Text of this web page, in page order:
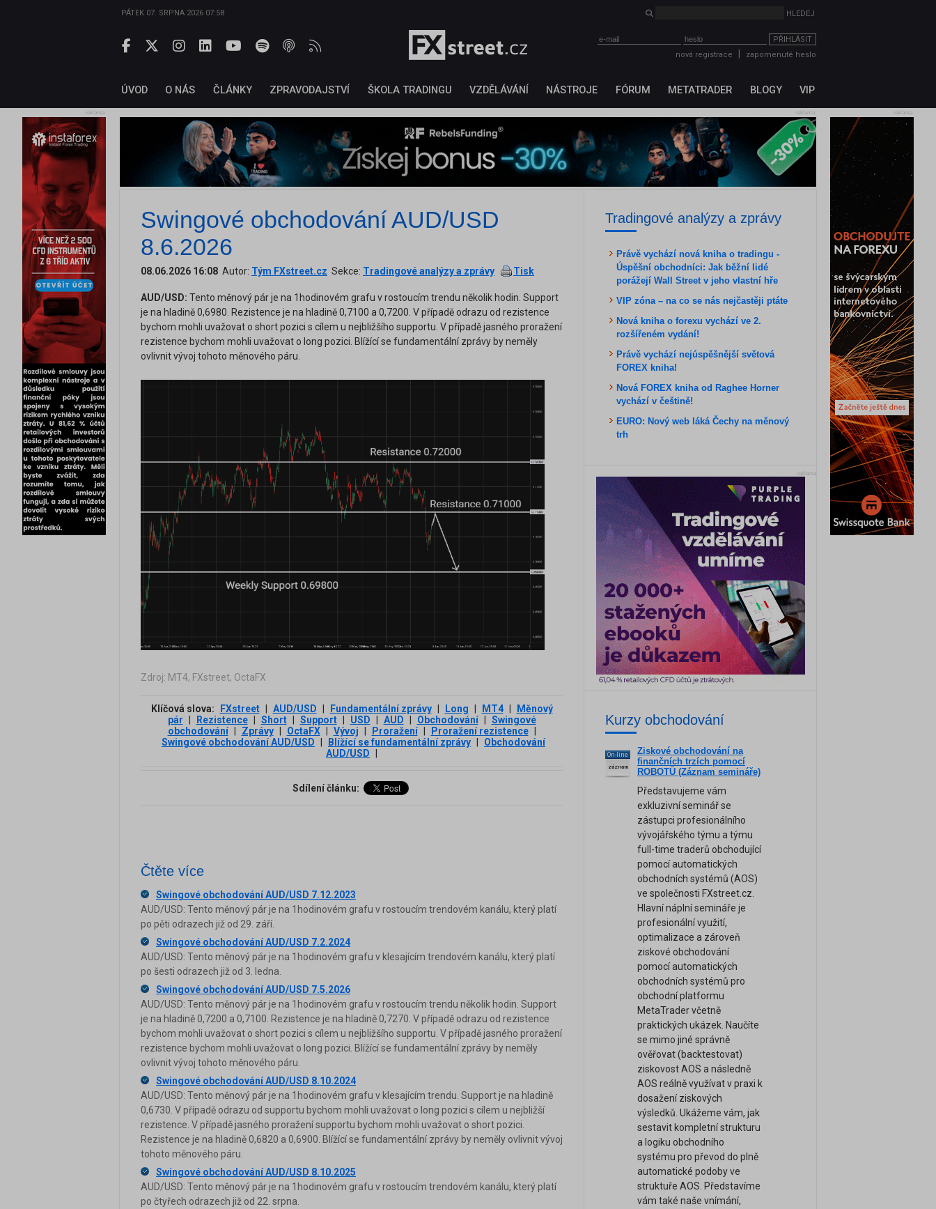
PÁTEK 07. SRPNA 2026 07:58 HLEDEJ
PŘIHLÁSIT
nová registrace
zapomenuté heslo
ÚVOD O NÁS ČLÁNKY ZPRAVODAJSTVÍ ŠKOLA TRADINGU VZDĚLÁVÁNÍ NÁSTROJE FÓRUM METATRADER BLOGY VIP
reklama reklama
reklama
Swingové obchodování AUD/USD
8.6.2026
08.06.2026 16:08 Autor: Tým FXstreet.cz Sekce: Tradingové analýzy a zprávy Tisk
AUD/USD: Tento měnový pár je na 1hodinovém grafu v rostoucím trendu několik hodin. Support
je na hladině 0,6980. Rezistence je na hladině 0,7100 a 0,7200. V případě odrazu od rezistence
bychom mohli uvažovat o short pozici s cílem u nejbližšího supportu. V případě jasného proražení
rezistence bychom mohli uvažovat o long pozici. Blížící se fundamentální zprávy by neměly
ovlivnit vývoj tohoto měnového páru.
Zdroj: MT4, FXstreet, OctaFX
Klíčová slova: FXstreet AUD/USD Fundamentální zprávy Long MT4
Měnový
pár
Rezistence Short Support USD AUD Obchodování
Swingové
obchodování
Zprávy OctaFX Vývoj Proražení Proražení rezistence
Swingové obchodování AUD/USD
Blížící se fundamentální zprávy
Obchodování
AUD/USD
Sdílení článku:
Čtěte více
Swingové obchodování AUD/USD 7.12.2023
AUD/USD: Tento měnový pár je na 1hodinovém grafu v rostoucím trendovém kanálu, který platí
po pěti odrazech již od 29. září.
Swingové obchodování AUD/USD 7.2.2024
AUD/USD: Tento měnový pár je na 1hodinovém grafu v klesajícím trendovém kanálu, který platí
po šesti odrazech již od 3. ledna.
Swingové obchodování AUD/USD 7.5.2026
AUD/USD: Tento měnový pár je na 1hodinovém grafu v rostoucím trendu několik hodin. Support
je na hladině 0,7200 a 0,7100. Rezistence je na hladině 0,7270. V případě odrazu od rezistence
bychom mohli uvažovat o short pozici s cílem u nejbližšího supportu. V případě jasného proražení
rezistence bychom mohli uvažovat o long pozici. Blížící se fundamentální zprávy by neměly
ovlivnit vývoj tohoto měnového páru.
Swingové obchodování AUD/USD 8.10.2024
AUD/USD: Tento měnový pár je na 1hodinovém grafu v klesajícím trendu. Support je na hladině
0,6730. V případě odrazu od supportu bychom mohli uvažovat o long pozici s cílem u nejbližší
rezistence. V případě jasného proražení supportu bychom mohli uvažovat o short pozici.
Rezistence je na hladině 0,6820 a 0,6900. Blížící se fundamentální zprávy by neměly ovlivnit vývoj
tohoto měnového páru.
Swingové obchodování AUD/USD 8.10.2025
AUD/USD: Tento měnový pár je na 1hodinovém grafu v rostoucím trendovém kanálu, který platí
po čtyřech odrazech již od 22. srpna.
Tradingové analýzy a zprávy
Právě vychází nová kniha o tradingu -
Úspěšní obchodníci: Jak běžní lidé
porážejí Wall Street v jeho vlastní hře
VIP zóna – na co se nás nejčastěji ptáte
Nová kniha o forexu vychází ve 2.
rozšířeném vydání!
Právě vychází nejúspěšnější světová
FOREX kniha!
Nová FOREX kniha od Raghee Horner
vychází v češtině!
EURO: Nový web láká Čechy na měnový
trh
reklama
Kurzy obchodování
On-line
záznam
Ziskové obchodování na
finančních trzích pomocí
ROBOTŮ (Záznam semináře)
Představujeme vám
exkluzivní seminář se
zástupci profesionálního
vývojářského týmu a týmu
full-time traderů obchodující
pomocí automatických
obchodních systémů (AOS)
ve společnosti FXstreet.cz.
Hlavní náplní semináře je
profesionální využití,
optimalizace a zároveň
ziskové obchodování
pomocí automatických
obchodních systémů pro
obchodní platformu
MetaTrader včetně
praktických ukázek. Naučíte
se mimo jiné správně
ověřovat (backtestovat)
ziskovost AOS a následně
AOS reálně využívat v praxi k
dosažení ziskových
výsledků. Ukážeme vám, jak
sestavit kompletní strukturu
a logiku obchodního
systému pro převod do plně
automatické podoby ve
struktuře AOS. Představíme
vám také naše vnímání,